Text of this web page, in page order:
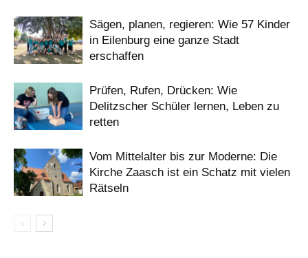
Sägen, planen, regieren: Wie 57 Kinder
in Eilenburg eine ganze Stadt
erschaffen
Prüfen, Rufen, Drücken: Wie
Delitzscher Schüler lernen, Leben zu
retten
Vom Mittelalter bis zur Moderne: Die
Kirche Zaasch ist ein Schatz mit vielen
Rätseln